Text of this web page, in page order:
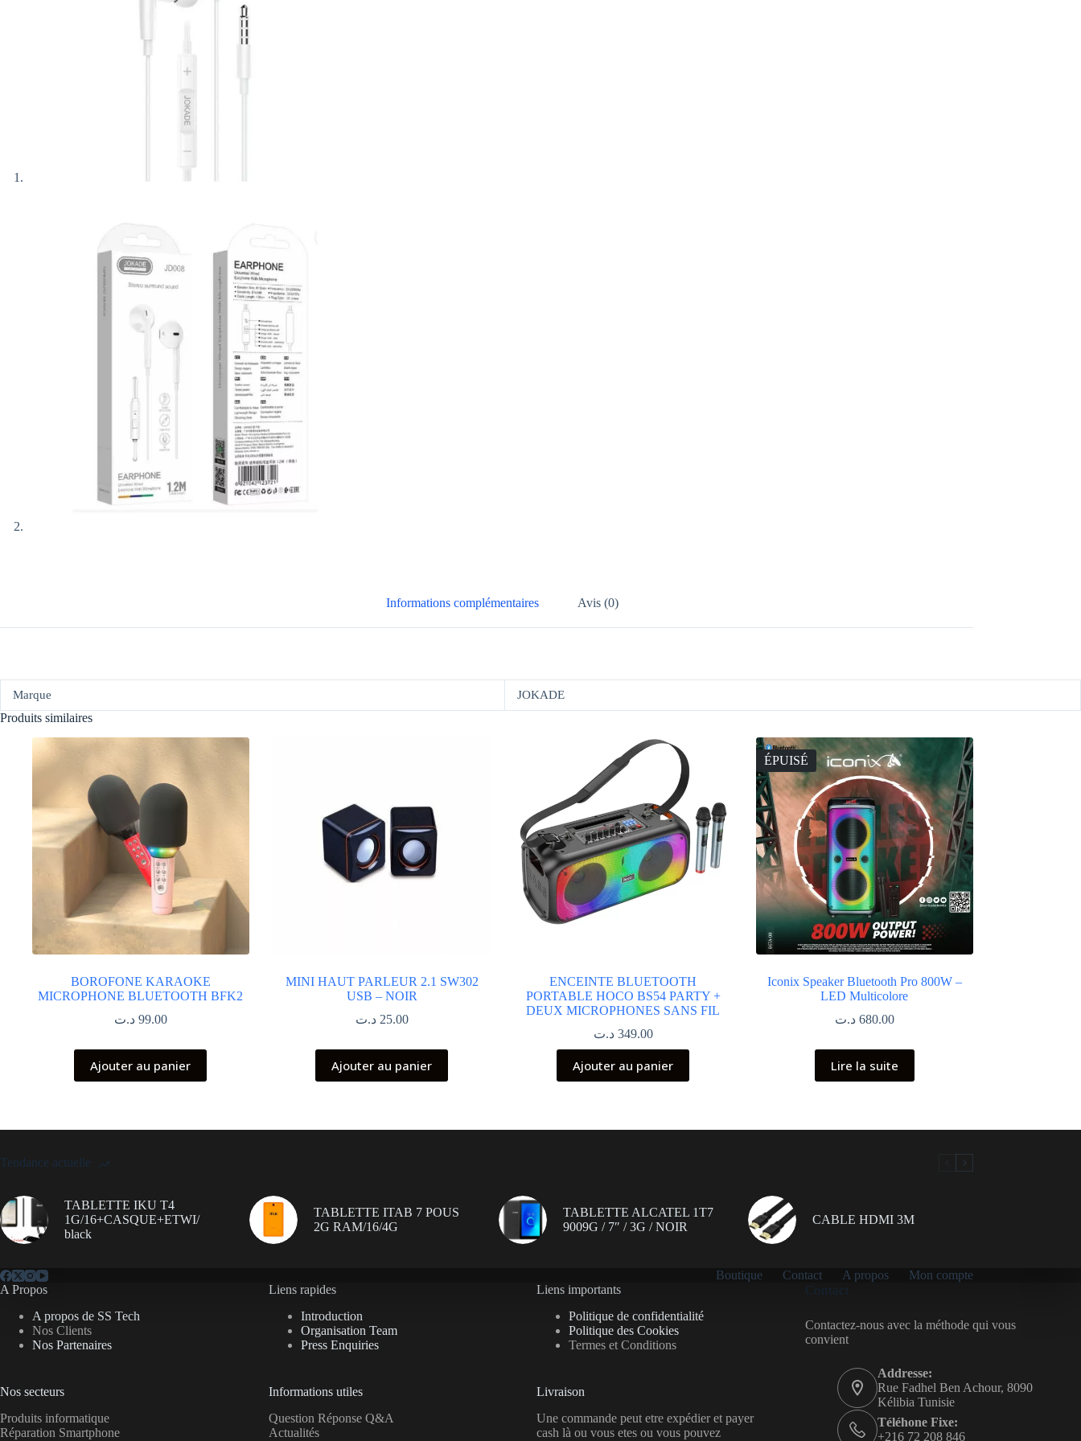
Informations complémentaires Avis (0)
Marque JOKADE
Produits similaires
BOROFONE KARAOKE
MICROPHONE BLUETOOTH BFK2
99.00 د.ت
Ajouter au panier
MINI HAUT PARLEUR 2.1 SW302
USB – NOIR
25.00 د.ت
Ajouter au panier
ENCEINTE BLUETOOTH
PORTABLE HOCO BS54 PARTY +
DEUX MICROPHONES SANS FIL
349.00 د.ت
Ajouter au panier
ÉPUISÉ
Iconix Speaker Bluetooth Pro 800W –
LED Multicolore
680.00 د.ت
Lire la suite
Tendance actuelle
TABLETTE IKU T4
1G/16+CASQUE+ETWI/
black
TABLETTE ITAB 7 POUS
2G RAM/16/4G
TABLETTE ALCATEL 1T7
9009G / 7″ / 3G / NOIR
CABLE HDMI 3M
Boutique Contact A propos
Mon compte
A Propos
A propos de SS Tech
Nos Clients
Nos Partenaires
Nos secteurs
Produits informatique
Réparation Smartphone
Liens rapides
Introduction
Organisation Team
Press Enquiries
Informations utiles
Question Réponse Q&A
Actualités
Liens importants
Politique de confidentialité
Politique des Cookies
Termes et Conditions
Livraison
Une commande peut etre expédier et payer
cash là ou vous etes ou vous pouvez
Contact
Contactez-nous avec la méthode qui vous
convient
Addresse:
Rue Fadhel Ben Achour, 8090
Kélibia Tunisie
Téléhone Fixe:
+216 72 208 846